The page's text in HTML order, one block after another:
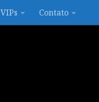
VIPs Contato